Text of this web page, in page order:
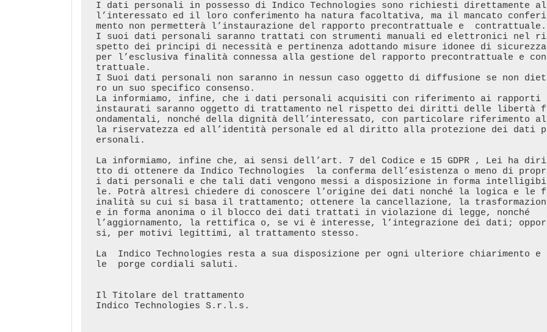
I dati personali in possesso di Indico Technologies sono richiesti direttamente al
l’interessato ed il loro conferimento ha natura facoltativa, ma il mancato conferi
mento non permetterà l’instaurazione del rapporto precontrattuale e  contrattuale.
I suoi dati personali saranno trattati con strumenti manuali ed elettronici nel ri
spetto dei principi di necessità e pertinenza adottando misure idonee di sicurezza
per l’esclusiva finalità connessa alla gestione del rapporto precontrattuale e con
trattuale.
I Suoi dati personali non saranno in nessun caso oggetto di diffusione se non diet
ro un suo specifico consenso.
La informiamo, infine, che i dati personali acquisiti con riferimento ai rapporti
instaurati saranno oggetto di trattamento nel rispetto dei diritti delle libertà f
ondamentali, nonché della dignità dell’interessato, con particolare riferimento al
la riservatezza ed all’identità personale ed al diritto alla protezione dei dati p
ersonali.
La informiamo, infine che, ai sensi dell’art. 7 del Codice e 15 GDPR , Lei ha diri
tto di ottenere da Indico Technologies  la conferma dell’esistenza o meno di propr
i dati personali e che tali dati vengono messi a disposizione in forma intelligibi
le. Potrà altresì chiedere di conoscere l’origine dei dati nonché la logica e le f
inalità su cui si basa il trattamento; ottenere la cancellazione, la trasformazion
e in forma anonima o il blocco dei dati trattati in violazione di legge, nonché
l’aggiornamento, la rettifica o, se vi è interesse, l’integrazione dei dati; oppor
si, per motivi legittimi, al trattamento stesso.
La  Indico Technologies resta a sua disposizione per ogni ulteriore chiarimento e
le  porge cordiali saluti.
Il Titolare del trattamento
Indico Technologies S.r.l.s.